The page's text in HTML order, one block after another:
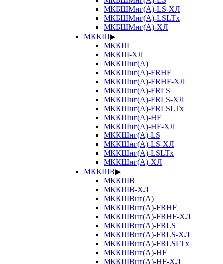
МКБШМнг(А)-LS-ХЛ
МКБШМнг(А)-LSLTx
МКБШМнг(А)-ХЛ
МККШ▶
МККШ
МККШ-ХЛ
МККШнг(А)
МККШнг(А)-FRHF
МККШнг(А)-FRHF-ХЛ
МККШнг(А)-FRLS
МККШнг(А)-FRLS-ХЛ
МККШнг(А)-FRLSLTx
МККШнг(А)-HF
МККШнг(А)-HF-ХЛ
МККШнг(А)-LS
МККШнг(А)-LS-ХЛ
МККШнг(А)-LSLTx
МККШнг(А)-ХЛ
МККШВ▶
МККШВ
МККШВ-ХЛ
МККШВнг(А)
МККШВнг(А)-FRHF
МККШВнг(А)-FRHF-ХЛ
МККШВнг(А)-FRLS
МККШВнг(А)-FRLS-ХЛ
МККШВнг(А)-FRLSLTx
МККШВнг(А)-HF
МККШВнг(А)-HF-ХЛ